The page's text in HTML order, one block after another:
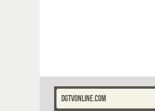
DGTVONLINE.COM